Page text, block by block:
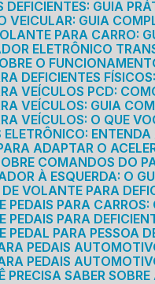
DEFICIENTES: GUIA
VEICULAR: GUIA
PARA CARRO:
ELETRÔNICO
O
DEFICIENTES
VEÍCULOS PCD:
VEÍCULOS: GUIA
VEÍCULOS: O QUE
ELETRÔNICO:
ADAPTAR O
COMANDOS DO
À ESQUERDA: O
DE VOLANTE PARA
PEDAIS PARA
PEDAIS PARA
PEDAL PARA PESSOA
PEDAIS
PEDAIS
PRECISA SABER